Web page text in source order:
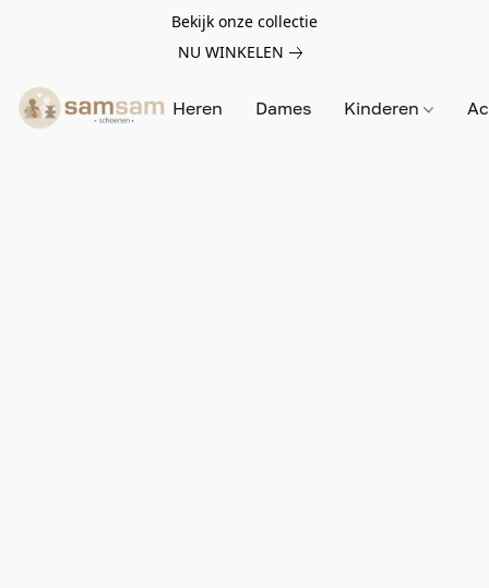
Bekijk onze collectie
NU WINKELEN
Heren Dames Kinderen